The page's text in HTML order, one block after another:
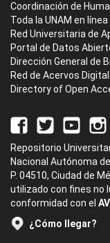
Coordinación de
Toda la UNAM en línea
Red Universitaria de
Portal de Datos
Dirección General de
Red de Acervos
Directory of Open
Repositorio
Nacional Autónoma
P. 04510, Ciudad de
utilizado con fines no
conformidad con el
¿Cómo llegar?